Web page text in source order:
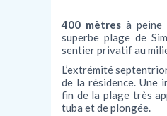
400 mètres à peine
superbe plage de
sentier privatif au
L’extrémité
de la résidence. Une
fin de la plage très
tuba et de plongée.